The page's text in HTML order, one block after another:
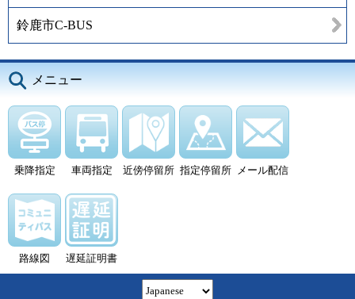
鈴鹿市C-BUS
メニュー
乗降指定 車両指定 近傍停留所 指定停留所 メール配信
路線図 遅延証明書